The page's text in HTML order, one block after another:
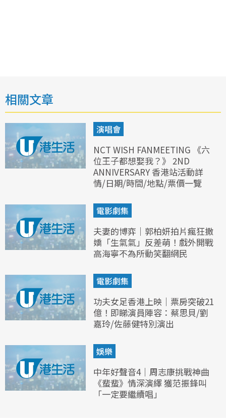
相關文章
演唱會
NCT WISH FANMEETING 《六
位王子都想娶我？》 2ND
ANNIVERSARY 香港站活動詳
情/日期/時間/地點/票價一覽
電影劇集
夫妻的博弈｜郭柏妍拍片瘋狂撒
嬌「生氣氣」反差萌！戲外開戰
高海寧不為所動笑翻網民
電影劇集
功夫女足香港上映｜票房突破21
億！即睇演員陣容：蔡思貝/劉
嘉玲/佐藤健特別演出
娛樂
中年好聲音4｜周志康挑戰神曲
《蜚蜚》情深演繹 獲范振鋒叫
「一定要繼續唱」